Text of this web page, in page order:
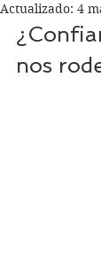
Actualizado: 4
nos